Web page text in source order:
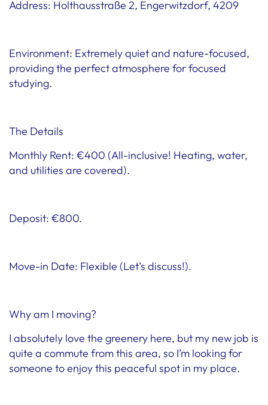
Address: Holthausstraße 2, Engerwitzdorf, 4209
Environment: Extremely quiet and nature-focused,
providing the perfect atmosphere for focused
studying.
The Details
Monthly Rent: €400 (All-inclusive! Heating, water,
and utilities are covered).
Deposit: €800.
Move-in Date: Flexible (Let’s discuss!).
Why am I moving?
I absolutely love the greenery here, but my new job is
quite a commute from this area, so I’m looking for
someone to enjoy this peaceful spot in my place.